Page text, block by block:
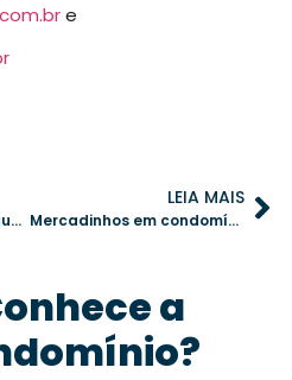
e
Síndicos em cidades pequenas: soluções para desafios administrativos
LEIA MAIS
Mercadinhos em condomínios: solução prática para um dia a dia mais fácil
a